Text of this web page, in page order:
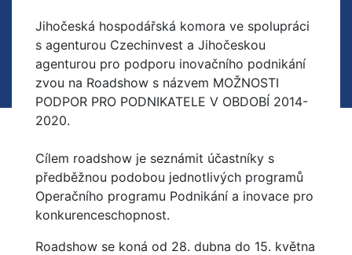
Jihočeská hospodářská komora ve spolupráci
s agenturou Czechinvest a Jihočeskou
agenturou pro podporu inovačního podnikání
zvou na Roadshow s názvem MOŽNOSTI
PODPOR PRO PODNIKATELE V OBDOBÍ 2014-
2020.
Cílem roadshow je seznámit účastníky s
předběžnou podobou jednotlivých programů
Operačního programu Podnikání a inovace pro
konkurenceschopnost.
Roadshow se koná od 28. dubna do 15. května